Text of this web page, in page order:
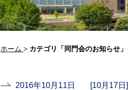
ホーム > カテゴリ「同門会のお知らせ」
2016年10月11日 [10月17